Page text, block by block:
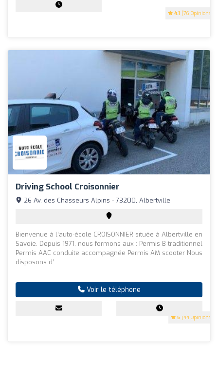
4.1 (76 Opinions)
Driving School Croisonnier
5 (44 Opinions)
26 Av. des Chasseurs Alpins - 73200, Albertville
Bienvenue à l’auto-école CROISONNIER située à Albertville en
Savoie. Depuis 1971, nous formons aux : Permis B traditionnel
Permis AAC conduite accompagnée Permis AM scooter Nous
disposons d’...
Voir le téléphone